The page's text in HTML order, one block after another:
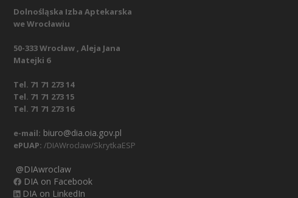
Dolnośląska Izba Aptekarska
we Wrocławiu
50-333 Wrocław , Aleja Jana
Matejki 6
Tel. 71 71 273 14
Tel. 71 71 273 15
Tel. 71 71 273 16
e-mail: biuro@dia.oia.gov.pl
ePUAP: /DIAWroclaw/SkrytkaESP
@DIAwroclaw
DIA on Facebook
DIA on LinkedIn